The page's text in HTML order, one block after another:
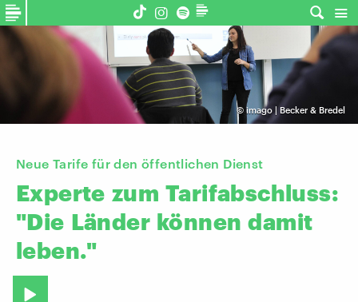
© imago | Becker & Bredel
Neue Tarife für den öffentlichen Dienst
Experte zum Tarifabschluss:
"Die Länder können damit
leben."